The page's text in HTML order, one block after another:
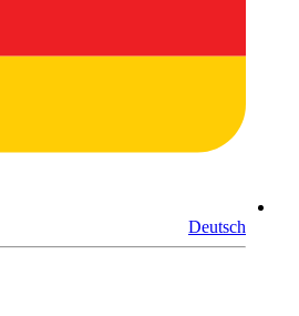
Deutsch